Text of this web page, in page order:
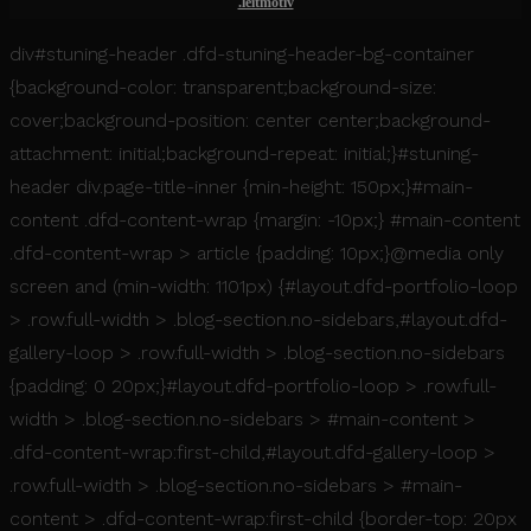
div#stuning-header .dfd-stuning-header-bg-container
{background-color: transparent;background-size:
cover;background-position: center center;background-
attachment: initial;background-repeat: initial;}#stuning-
header div.page-title-inner {min-height: 150px;}#main-
content .dfd-content-wrap {margin: -10px;} #main-content
.dfd-content-wrap > article {padding: 10px;}@media only
screen and (min-width: 1101px) {#layout.dfd-portfolio-loop
> .row.full-width > .blog-section.no-sidebars,#layout.dfd-
gallery-loop > .row.full-width > .blog-section.no-sidebars
{padding: 0 20px;}#layout.dfd-portfolio-loop > .row.full-
width > .blog-section.no-sidebars > #main-content >
.dfd-content-wrap:first-child,#layout.dfd-gallery-loop >
.row.full-width > .blog-section.no-sidebars > #main-
content > .dfd-content-wrap:first-child {border-top: 20px
cookies estrictamente necesarias.
Nombre Proveedor / Dominio
PHPSESSID
www.mikonosmoda.com